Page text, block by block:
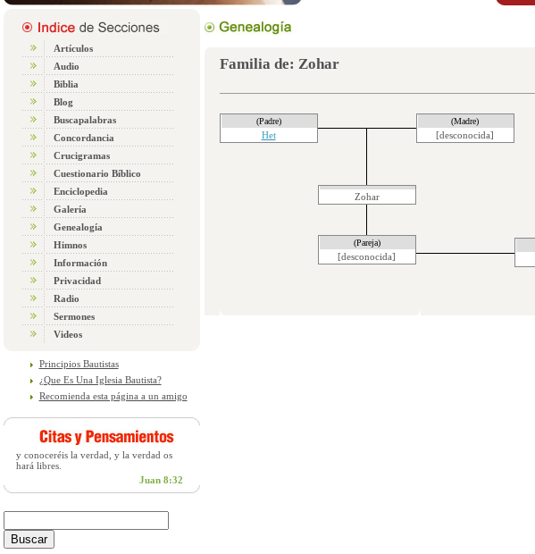
Artículos
Audio
Biblia
Blog
Buscapalabras
Concordancia
Crucigramas
Cuestionario Bíblico
Enciclopedia
Galería
Genealogía
Himnos
Información
Privacidad
Radio
Sermones
Videos
Principios Bautistas
¿Que Es Una Iglesia Bautista?
Recomienda esta página a un amigo
y conoceréis la verdad, y la verdad os
hará libres.
Juan 8:32
Familia de: Zohar
(Padre)
Het
(Madre)
[desconocida]
Zohar
(Pareja)
[desconocida]